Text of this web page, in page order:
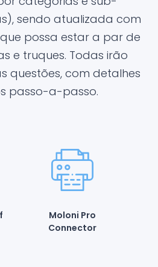
sendo atualizada com
possa estar a par de
e truques. Todas irão
questões, com detalhes
passo-a-passo.
Moloni Pro
Connector